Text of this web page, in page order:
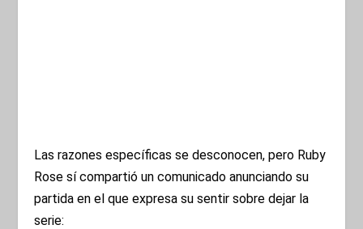
Las razones específicas se desconocen, pero Ruby
Rose sí compartió un comunicado anunciando su
partida en el que expresa su sentir sobre dejar la
serie: